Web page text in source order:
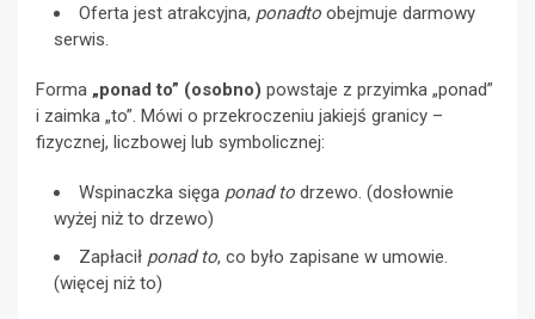
Oferta jest atrakcyjna, ponadto obejmuje darmowy
serwis.
Forma „ponad to” (osobno) powstaje z przyimka „ponad”
i zaimka „to”. Mówi o przekroczeniu jakiejś granicy –
fizycznej, liczbowej lub symbolicznej:
Wspinaczka sięga ponad to drzewo. (dosłownie
wyżej niż to drzewo)
Zapłacił ponad to, co było zapisane w umowie.
(więcej niż to)